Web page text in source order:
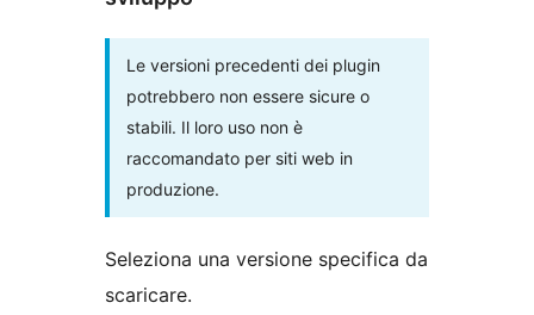
Le versioni precedenti dei plugin
potrebbero non essere sicure o
stabili. Il loro uso non è
raccomandato per siti web in
produzione.
Seleziona una versione specifica da
scaricare.